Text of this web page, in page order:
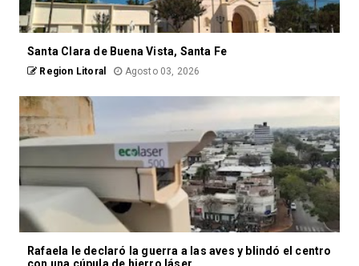
Santa Clara de Buena Vista, Santa Fe
Region Litoral Agosto 03, 2026
Rafaela le declaró la guerra a las aves y blindó el centro